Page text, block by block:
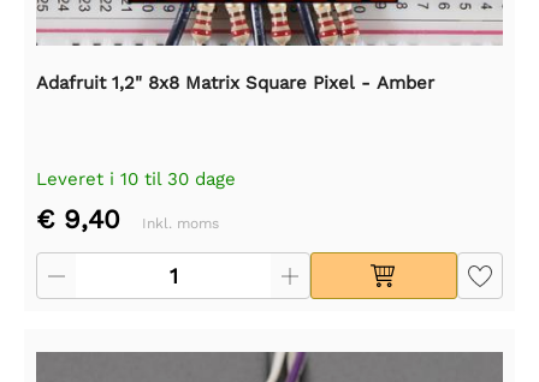
Adafruit 1,2" 8x8 Matrix Square Pixel - Amber
Leveret i 10 til 30 dage
€ 9,40 Inkl. moms